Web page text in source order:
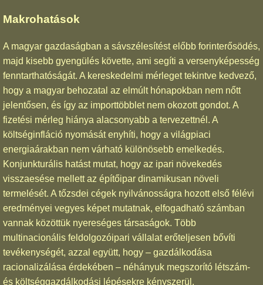
Makrohatások
A magyar gazdaságban a sávszélesítést előbb forinterősödés,
majd kisebb gyengülés követte, ami segíti a versenyképesség
fenntarthatóságát. A kereskedelmi mérleget tekintve kedvező,
hogy a magyar behozatal az elmúlt hónapokban nem nőtt
jelentősen, és így az importtöbblet nem okozott gondot. A
fizetési mérleg hiánya alacsonyabb a tervezettnél. A
költséginfláció nyomását enyhíti, hogy a világpiaci
energiaárakban nem várható különösebb emelkedés.
Konjunkturális hatást mutat, hogy az ipari növekedés
visszaesése mellett az építőipar dinamikusan növeli
termelését. A tőzsdei cégek nyilvánosságra hozott első félévi
eredményei vegyes képet mutatnak, elfogadható számban
vannak közöttük nyereséges társaságok. Több
multinacionális feldolgozóipari vállalat erőteljesen bővíti
tevékenységét, azzal együtt, hogy – gazdálkodása
racionalizálása érdekében – néhányuk megszorító létszám-
és költséggazdálkodási lépésekre kényszerül.